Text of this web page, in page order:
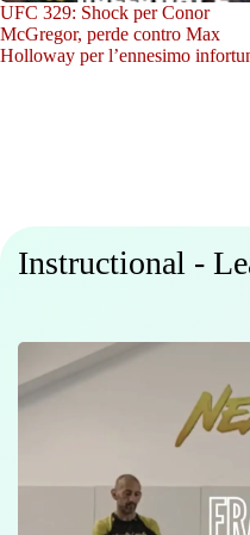
UFC 329: Shock per Conor
McGregor, perde contro Max
Holloway per l’ennesimo
Instructional -